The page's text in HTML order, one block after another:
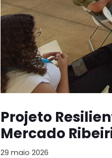
Projeto
Mercado
29 maio 2026